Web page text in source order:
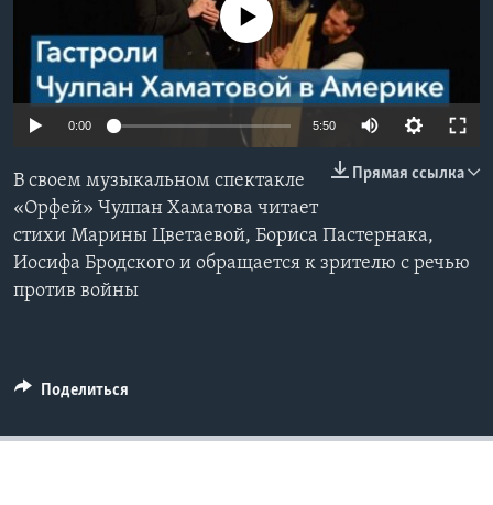
Learning English
СОЦИАЛЬНЫЕ СЕТИ
Языки
No media source currently available
0:00 5:50
Прямая ссылка
В своем музыкальном спектакле
«Орфей» Чулпан Хаматова читает
стихи Марины Цветаевой, Бориса Пастернака,
Иосифа Бродского и обращается к зрителю с речью
против войны
Поделиться